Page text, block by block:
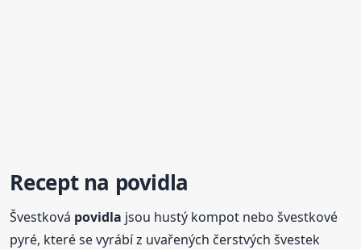
Recept na povidla
Švestková povidla jsou hustý kompot nebo švestkové
pyré, které se vyrábí z uvařených čerstvých švestek